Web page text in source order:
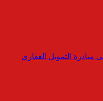
التمويل العقاري